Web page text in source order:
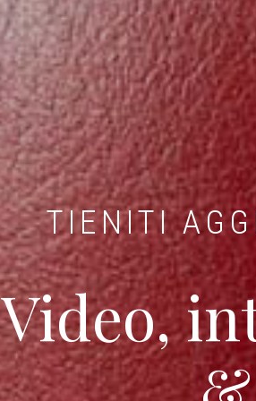
TIENITI
Video,